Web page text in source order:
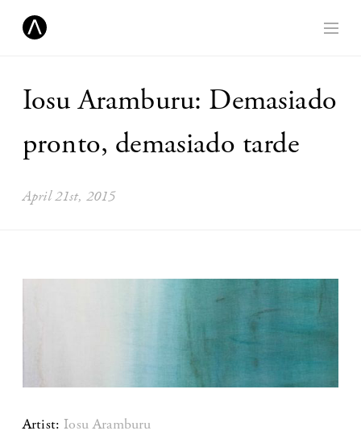
Iosu Aramburu: Demasiado
pronto, demasiado tarde
April 21st, 2015
Artist:Iosu Aramburu